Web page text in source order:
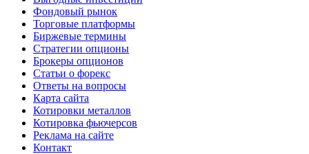
Фондовый рынок
Торговые платформы
Биржевые термины
Стратегии опционы
Брокеры опционов
Статьи о форекс
Ответы на вопросы
Карта сайта
Котировки металлов
Котировка фьючерсов
Реклама на сайте
Контакт